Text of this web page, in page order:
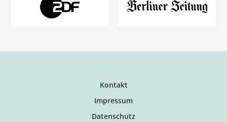
Kontakt
Impressum
Datenschutz